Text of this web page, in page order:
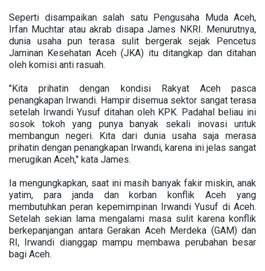
Seperti disampaikan salah satu Pengusaha Muda Aceh,
Irfan Muchtar atau akrab disapa James NKRI. Menurutnya,
dunia usaha pun terasa sulit bergerak sejak Pencetus
Jaminan Kesehatan Aceh (JKA) itu ditangkap dan ditahan
oleh komisi anti rasuah.
"Kita prihatin dengan kondisi Rakyat Aceh pasca
penangkapan Irwandi. Hampir disemua sektor sangat terasa
setelah Irwandi Yusuf ditahan oleh KPK. Padahal beliau ini
sosok tokoh yang punya banyak sekali inovasi untuk
membangun negeri. Kita dari dunia usaha saja merasa
prihatin dengan penangkapan Irwandi, karena ini jelas sangat
merugikan Aceh," kata James.
Ia mengungkapkan, saat ini masih banyak fakir miskin, anak
yatim, para janda dan korban konflik Aceh yang
membutuhkan peran kepemimpinan Irwandi Yusuf di Aceh.
Setelah sekian lama mengalami masa sulit karena konflik
berkepanjangan antara Gerakan Aceh Merdeka (GAM) dan
RI, Irwandi dianggap mampu membawa perubahan besar
bagi Aceh.